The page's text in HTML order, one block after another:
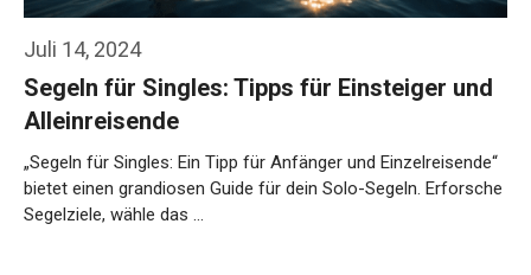
Juli 14, 2024
Segeln für Singles: Tipps für Einsteiger und
Alleinreisende
„Segeln für Singles: Ein Tipp für Anfänger und Einzelreisende“
bietet einen grandiosen Guide für dein Solo-Segeln. Erforsche
Segelziele, wähle das …